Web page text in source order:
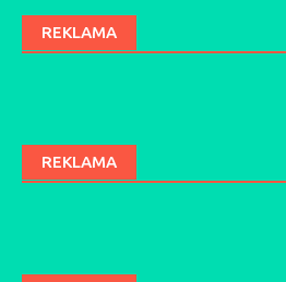
REKLAMA
REKLAMA